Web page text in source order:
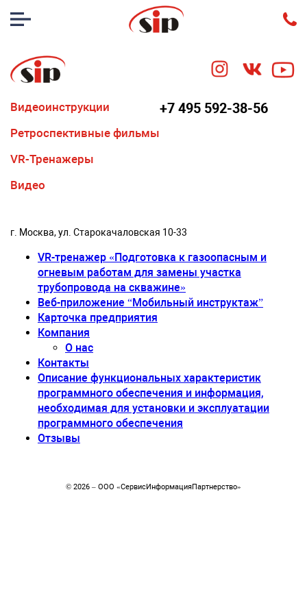
Видеоинструкции
Ретроспективные фильмы
VR-Тренажеры
Видео
+7 495 592-38-56
г. Москва, ул. Старокачаловская 10-33
VR-тренажер «Подготовка к газоопасным и
огневым работам для замены участка
трубопровода на скважине»
Веб-приложение “Мобильный инструктаж”
Карточка предприятия
Компания
О нас
Контакты
Описание функциональных характеристик
программного обеспечения и информация,
необходимая для установки и эксплуатации
программного обеспечения
Отзывы
© 2026 – ООО «CервисИнформацияПартнерство»